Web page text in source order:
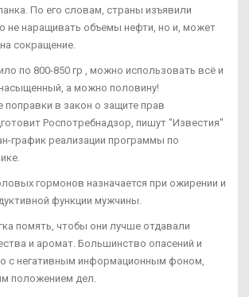
По его словам, страны изъявили
не наращивать объемы нефти, но и, может
сокращение.
по 800-850 гр , можно использовать всё и
а можно половину!
в закон о защите прав
Роспотребнадзор, пишут "Известия"
график реализации программы по
гормонов назначается при ожирении и
функции мужчины.
помять, чтобы они лучше отдавали
и аромат. Большинство опасений и
с негативным информационным фоном,
положением дел.